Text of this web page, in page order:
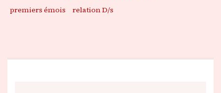
premiers émois
relation D/s